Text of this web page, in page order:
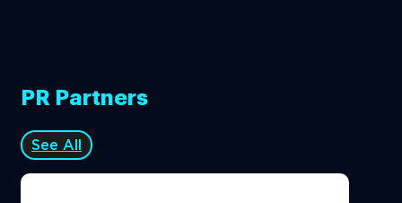
PR Partners
See All